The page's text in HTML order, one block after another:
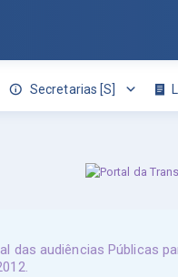
Secretarias [S]
das audiências